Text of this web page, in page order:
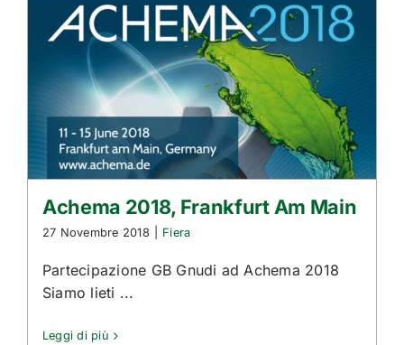
Achema 2018, Frankfurt Am Main
27 Novembre 2018 Fiera
Partecipazione GB Gnudi ad Achema 2018
Siamo lieti ...
Leggi di più